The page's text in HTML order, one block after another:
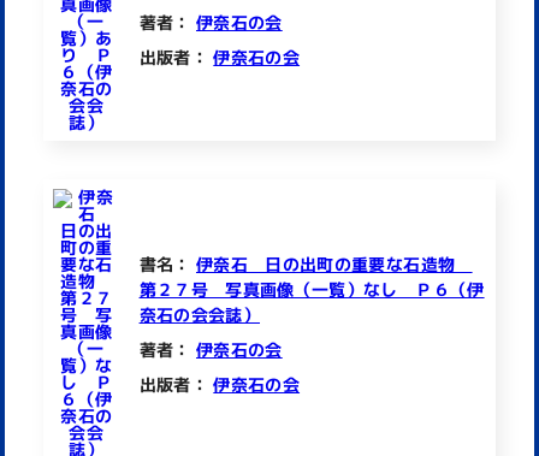
著者： 伊奈石の会
出版者：伊奈石の会
書名： 伊奈石 日の出町の重要な石造物
第２７号 写真画像（一覧）なし Ｐ６（伊
奈石の会会誌）
著者： 伊奈石の会
出版者：伊奈石の会